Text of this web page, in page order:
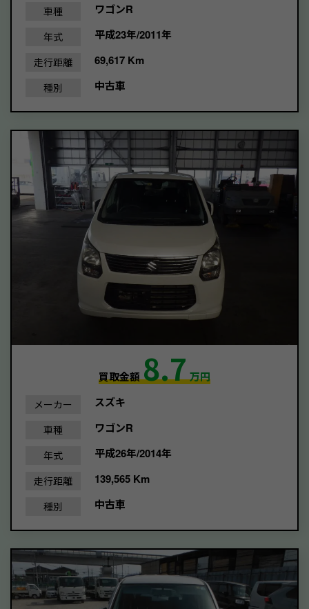
車種 ワゴンR
年式 平成23年/2011年
走行距離 69,617 Km
種別 中古車
買取金額8.7万円
メーカー スズキ
車種 ワゴンR
年式 平成26年/2014年
走行距離 139,565 Km
種別 中古車